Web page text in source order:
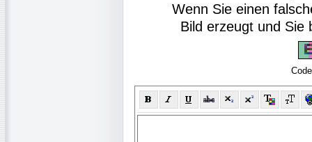
Wenn Sie einen
Bild erzeugt und Sie